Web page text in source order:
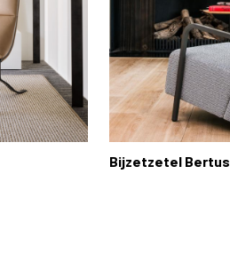
Bijzetzetel Bertus